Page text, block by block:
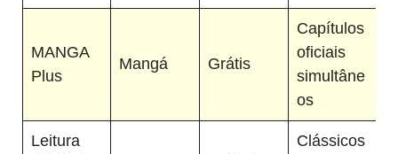
MANGA
Plus
Mangá Grátis
Capítulos
oficiais
simultâne
os
Leitura
Clássicos